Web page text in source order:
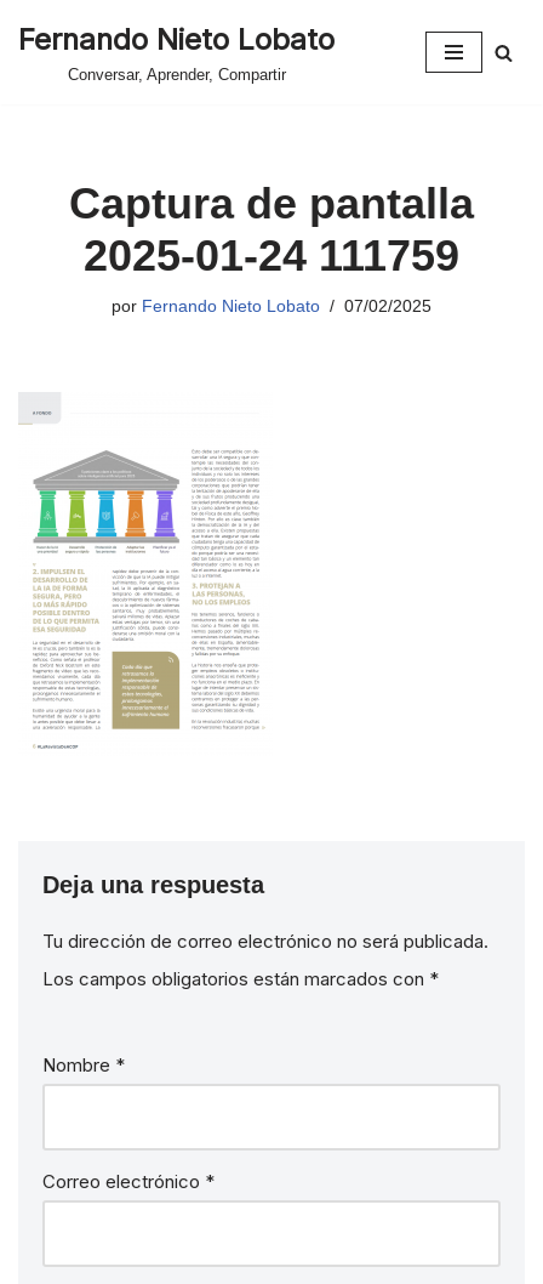
Fernando Nieto Lobato
Conversar, Aprender, Compartir
Captura de pantalla
2025-01-24 111759
por Fernando Nieto Lobato 07/02/2025
Deja una respuesta
Tu dirección de correo electrónico no será publicada.
Los campos obligatorios están marcados con *
Nombre *
Correo electrónico *